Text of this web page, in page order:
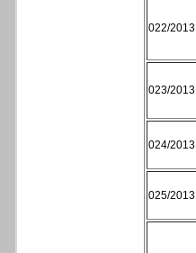
022/2013
023/2013
024/2013
025/2013